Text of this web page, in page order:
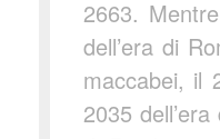
2663.
dell’era di
maccabei, il
2035